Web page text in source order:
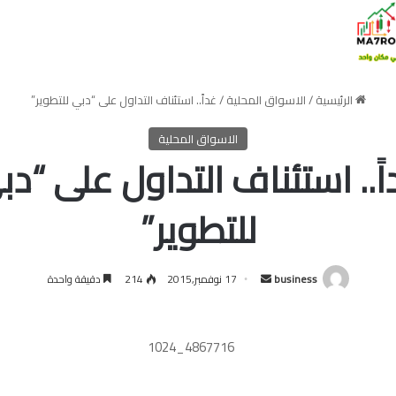
الرئيسية/الاسواق المحلية/غداً.. استئناف التداول على “دبي للتطوير”
الاسواق المحلية
استئناف التداول على
للتطوير”
business
أرسل 17 نوفمبر,2015 214 دقيقة واحدة